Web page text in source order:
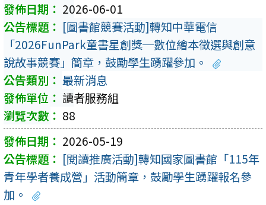
2026-06-01
[圖書館競賽活動]轉知中華電信
「2026FunPark童書星創獎─數位繪本徵選與創意
說故事競賽」簡章，鼓勵學生踴躍參加。
最新消息
讀者服務組
88
2026-05-19
[閱讀推廣活動]轉知國家圖書館「115年
青年學者養成營」活動簡章，鼓勵學生踴躍報名參
加。